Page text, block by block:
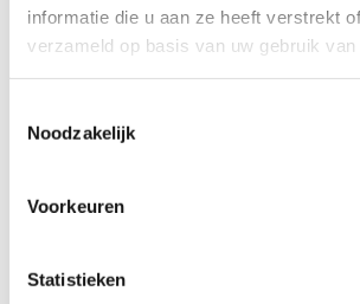
informatie die u aan ze heeft verstrekt
verzameld op basis van uw gebruik van
Noodzakelijk
Voorkeuren
Statistieken
Specificaties, tekeningen en plattegrond van
slechts ter illustratie. De aangegeven
Afmetingen en het interieur kunnen in
beschrijving en tekeningen en ook